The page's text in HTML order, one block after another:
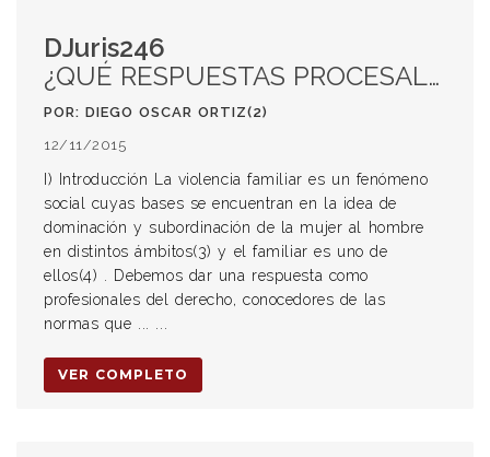
DJuris246
¿QUÉ RESPUESTAS PROCESALES PODEMOS DAR LOS ABOGADOS A LA VIOLENCIA FAMILIAR? (1)
POR: DIEGO OSCAR ORTIZ(2)
12/11/2015
I) Introducción La violencia familiar es un fenómeno
social cuyas bases se encuentran en la idea de
dominación y subordinación de la mujer al hombre
en distintos ámbitos(3) y el familiar es uno de
ellos(4) . Debemos dar una respuesta como
profesionales del derecho, conocedores de las
normas que ... ...
VER COMPLETO